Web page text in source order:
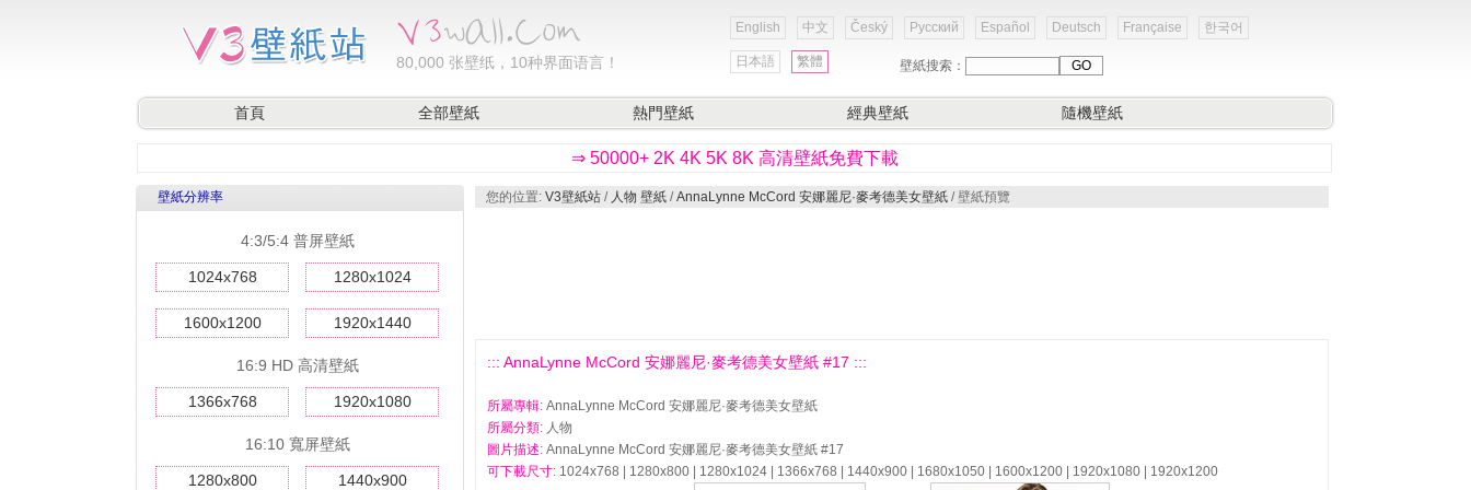
80,000 张壁纸，10种界面语言！
English 中文 Český Русский Español Deutsch Française 한국어
日本語 繁體 壁紙搜索：
首頁 全部壁紙 熱門壁紙 經典壁紙 隨機壁紙
⇒ 50000+ 2K 4K 5K 8K 高清壁紙免費下載
壁紙分辨率
4:3/5:4 普屏壁紙
1024x768 1280x1024
1600x1200 1920x1440
16:9 HD 高清壁紙
1366x768 1920x1080
16:10 寬屏壁紙
1280x800 1440x900
您的位置: V3壁紙站 / 人物 壁紙 /AnnaLynne McCord 安娜麗尼·麥考德美女壁紙 / 壁紙預覽
::: AnnaLynne McCord 安娜麗尼·麥考德美女壁紙 #17 :::
所屬專輯: AnnaLynne McCord 安娜麗尼·麥考德美女壁紙
所屬分類: 人物
圖片描述: AnnaLynne McCord 安娜麗尼·麥考德美女壁紙 #17
可下載尺寸: 1024x768 | 1280x800 | 1280x1024 | 1366x768 | 1440x900 | 1680x1050 | 1600x1200 | 1920x1080 | 1920x1200